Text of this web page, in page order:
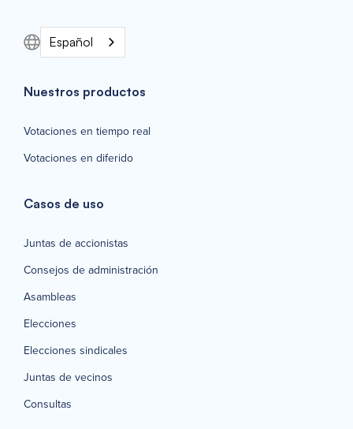
Español
Nuestros productos
Votaciones en tiempo real
Votaciones en diferido
Casos de uso
Juntas de accionistas
Consejos de administración
Asambleas
Elecciones
Elecciones sindicales
Juntas de vecinos
Consultas